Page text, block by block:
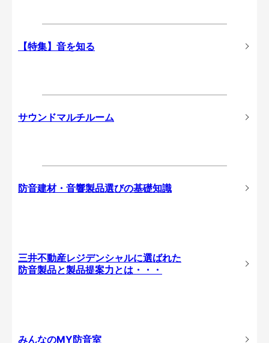
【特集】音を知る
サウンドマルチルーム
防音建材・音響製品選びの基礎知識
三井不動産レジデンシャルに選ばれた
防音製品と製品提案力とは・・・
みんなのMY防音室